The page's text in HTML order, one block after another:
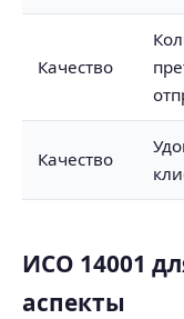
Качество
Качество
ИСО 14001
аспекты